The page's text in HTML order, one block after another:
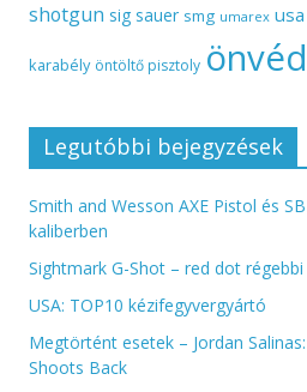
shotgun sig sauer smg umarex usa
karabély öntöltő pisztoly
Legutóbbi bejegyzések
Smith and Wesson AXE Pistol és
kaliberben
Sightmark G-Shot – red dot
USA: TOP10 kézifegyvergyártó
Megtörtént esetek – Jordan
Shoots Back